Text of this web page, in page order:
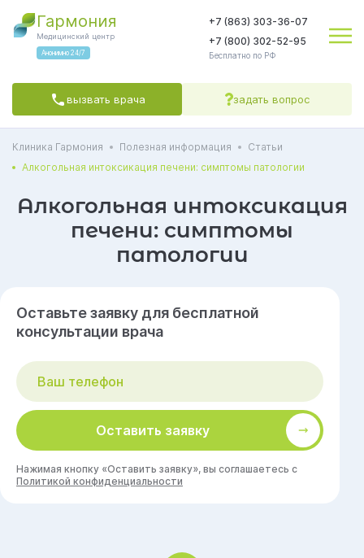
Гармония
Медицинский центр
Анонимно 24/7
+7 (863) 303-36-07
+7 (800) 302-52-95
Бесплатно по РФ
вызвать врача задать вопрос
Яндекс.Метрика
Политикой обработки Политикой конфиденциальности Пользовательским
соглашением
Клиника Гармония Полезная информация
Статьи
Алкогольная интоксикация печени: симптомы патологии
Алкогольная интоксикация
печени: симптомы
патологии
Оставьте заявку для бесплатной
консультации врача
Оставить заявку
Нажимая кнопку «Оставить заявку», вы соглашаетесь с
Политикой конфиденциальности